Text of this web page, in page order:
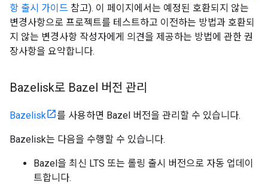
항 출시 가이드 참고). 이 페이지에서는 예정된 호환되지 않는
변경사항으로 프로젝트를 테스트하고 이전하는 방법과 호환되
지 않는 변경사항 작성자에게 의견을 제공하는 방법에 관한 권
장사항을 요약합니다.
Bazelisk로 Bazel 버전 관리
Bazelisk 를 사용하면 Bazel 버전을 관리할 수 있습니다.
Bazelisk는 다음을 수행할 수 있습니다.
Bazel을 최신 LTS 또는 롤링 출시 버전으로 자동 업데이
트합니다.